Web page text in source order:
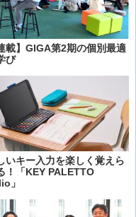
載】GIGA第2期の個別最適
び
いキー入力を楽しく覚えら
！「KEY PALETTO
」